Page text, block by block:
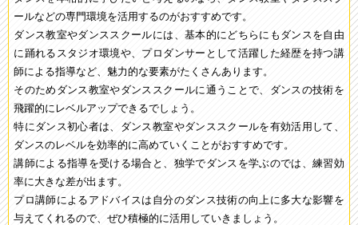
ールなどの専門環境を活用するのがおすすめです。
ダンス教室やダンススクールには、基本的にどちらにもダンスを自由
に踊れるスタジオ環境や、プロダンサーとして活躍した経歴を持つ講
師による指導など、魅力的な要素がたくさんあります。
そのためダンス教室やダンススクールに通うことで、ダンスの技術を
飛躍的にレベルアップできるでしょう。
特にダンス初心者は、ダンス教室やダンススクールを有効活用して、
ダンスのレベルを効率的に高めていくことがおすすめです。
講師による指導を受ける場合と、独学でダンスを学ぶのでは、練習効
率に大きな差が出ます。
プロ講師によるアドバイスは自分のダンス技術の向上に多大な影響を
与えてくれるので、ぜひ積極的に活用していきましょう。